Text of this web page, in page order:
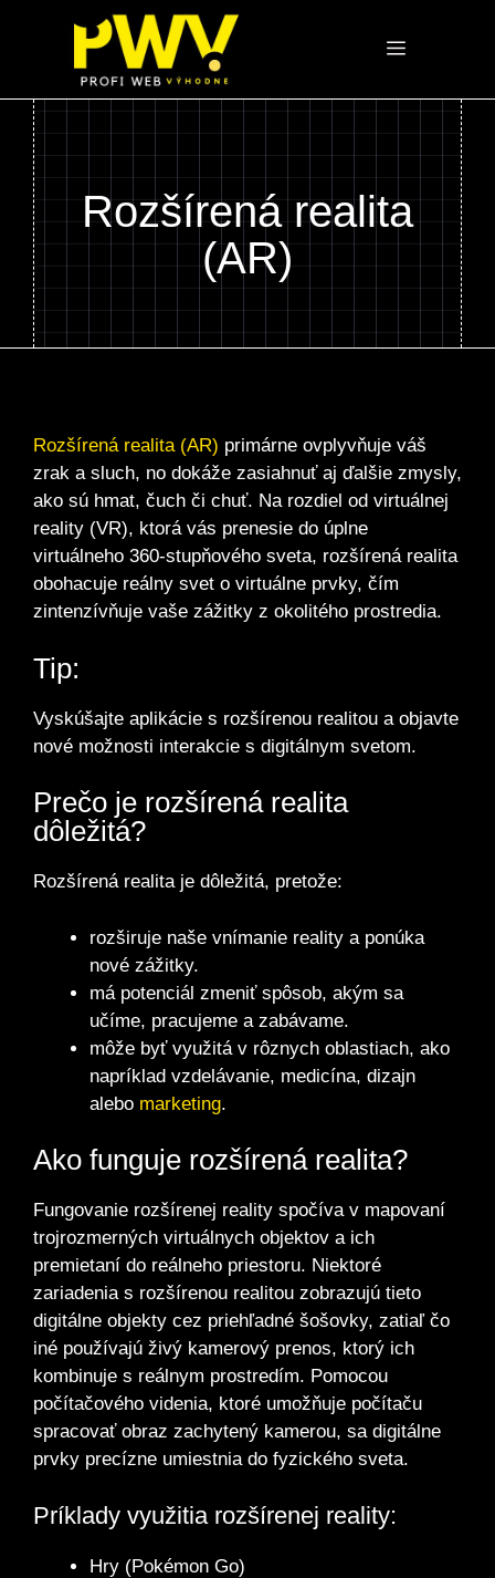
Menu
Rozšírená realita
(AR)
Rozšírená realita (AR) primárne ovplyvňuje váš
zrak a sluch, no dokáže zasiahnuť aj ďalšie zmysly,
ako sú hmat, čuch či chuť. Na rozdiel od virtuálnej
reality (VR), ktorá vás prenesie do úplne
virtuálneho 360-stupňového sveta, rozšírená realita
obohacuje reálny svet o virtuálne prvky, čím
zintenzívňuje vaše zážitky z okolitého prostredia.
Tip:
Vyskúšajte aplikácie s rozšírenou realitou a objavte
nové možnosti interakcie s digitálnym svetom.
Prečo je rozšírená realita
dôležitá?
Rozšírená realita je dôležitá, pretože:
rozširuje naše vnímanie reality a ponúka
nové zážitky.
má potenciál zmeniť spôsob, akým sa
učíme, pracujeme a zabávame.
môže byť využitá v rôznych oblastiach, ako
napríklad vzdelávanie, medicína, dizajn
alebo marketing.
Ako funguje rozšírená realita?
Fungovanie rozšírenej reality spočíva v mapovaní
trojrozmerných virtuálnych objektov a ich
premietaní do reálneho priestoru. Niektoré
zariadenia s rozšírenou realitou zobrazujú tieto
digitálne objekty cez priehľadné šošovky, zatiaľ čo
iné používajú živý kamerový prenos, ktorý ich
kombinuje s reálnym prostredím. Pomocou
počítačového videnia, ktoré umožňuje počítaču
spracovať obraz zachytený kamerou, sa digitálne
prvky precízne umiestnia do fyzického sveta.
Príklady využitia rozšírenej reality:
Hry (Pokémon Go)